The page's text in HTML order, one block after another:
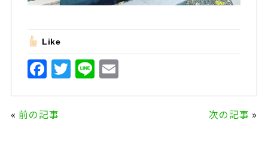
Like
F
a
c
e
T
w
Li
n
E
m
« 前の記事 次の記事 »